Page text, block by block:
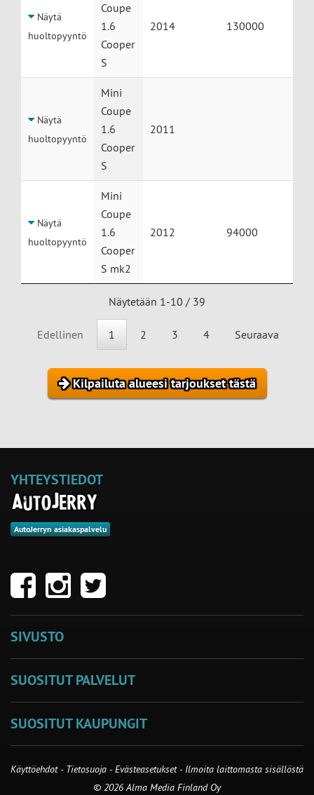
Näytä
huoltopyyntö
Coupe
1.6
Cooper
S
2014 130000
Näytä
huoltopyyntö
Mini
Coupe
1.6
Cooper
S
2011
Näytä
huoltopyyntö
Mini
Coupe
1.6
Cooper
S mk2
2012 94000
Näytetään 1-10 / 39
Edellinen 1 2 3 4 Seuraava
Kilpailuta alueesi tarjoukset tästä
YHTEYSTIEDOT
AutoJerryn asiakaspalvelu
SIVUSTO
SUOSITUT PALVELUT
SUOSITUT KAUPUNGIT
Käyttöehdot - Tietosuoja -Evästeasetukset- Ilmoita laittomasta sisällöstä
© 2026 Alma Media Finland Oy